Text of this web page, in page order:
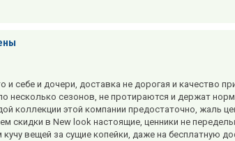
и себе и дочери, доставка не дорогая и качество
несколько сезонов, не протираются и держат
коллекции этой компании предостаточно, жаль
скидки в New look настоящие, ценники не
кучу вещей за сущие копейки, даже на бесплатную